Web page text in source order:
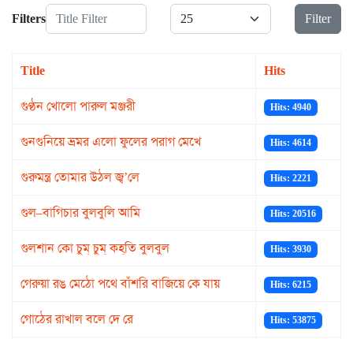
FiltersTitle Filter Display # Filter
Title Hits
গুণ্ঠন খোলো পারুল মঞ্জরী Hits: 4940
গুনগুনিয়ে ভ্রমর এলো ফুলের পরাগ মেখে Hits: 4614
গুরুমন্ত্র তোমার উঠল জ্ব’লে Hits: 2221
গুল–বাগিচার বুলবুলি আমি Hits: 20516
গুলশান কো চুম্‌ চুম্‌ কহ্‌তি বুলবুল Hits: 3930
গেরুয়া রঙ মেঠো পথে বাঁশরি বাজিয়ে কে যায় Hits: 6215
গোঠের রাখাল বলে দে রে Hits: 53875